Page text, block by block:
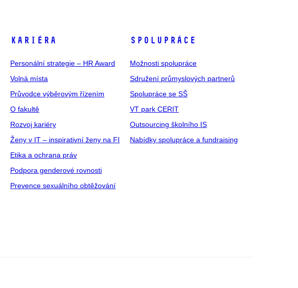
KARIÉRA
Personální strategie – HR Award
Volná místa
Průvodce výběrovým řízením
O fakultě
Rozvoj kariéry
Ženy v IT – inspirativní ženy na FI
Etika a ochrana práv
Podpora genderové rovnosti
Prevence sexuálního obtěžování
SPOLUPRÁCE
Možnosti spolupráce
Sdružení průmyslových partnerů
Spolupráce se SŠ
VT park CERIT
Outsourcing školního IS
Nabídky spolupráce a fundraising